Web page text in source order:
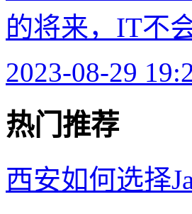
的将来，IT不
2023-08-29
热门推荐
西安如何选择